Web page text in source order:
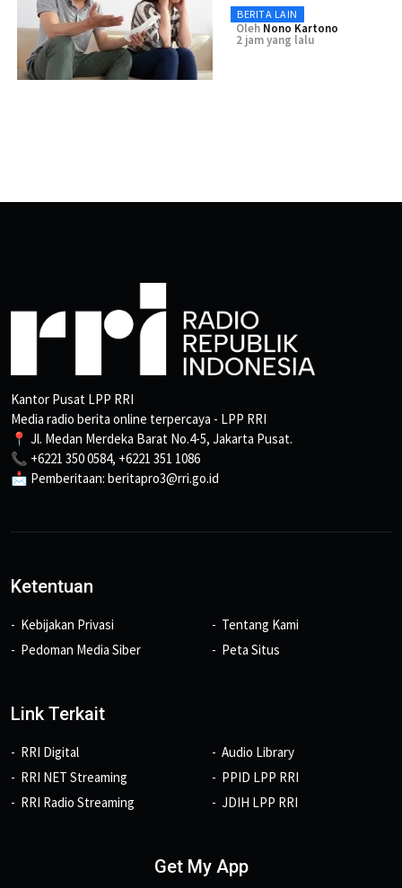
BERITA LAIN
Oleh Nono Kartono
2 jam yang lalu
Kantor Pusat LPP RRI
Media radio berita online terpercaya - LPP RRI
📍 Jl. Medan Merdeka Barat No.4-5, Jakarta Pusat.
📞 +6221 350 0584, +6221 351 1086
📩 Pemberitaan: beritapro3@rri.go.id
Ketentuan
Kebijakan Privasi
Pedoman Media Siber
Tentang Kami
Peta Situs
Link Terkait
RRI Digital
RRI NET Streaming
RRI Radio Streaming
Audio Library
PPID LPP RRI
JDIH LPP RRI
Get My App